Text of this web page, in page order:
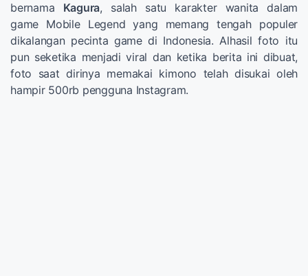
bernama Kagura, salah satu karakter wanita dalam
game Mobile Legend yang memang tengah populer
dikalangan pecinta game di Indonesia. Alhasil foto itu
pun seketika menjadi viral dan ketika berita ini dibuat,
foto saat dirinya memakai kimono telah disukai oleh
hampir 500rb pengguna Instagram.